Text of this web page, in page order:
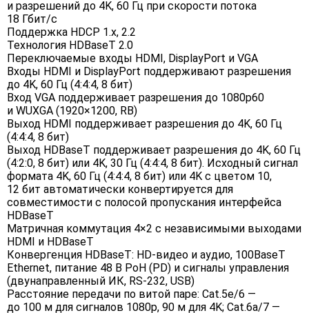
и разрешений до 4K, 60 Гц при скорости потока
18 Гбит/с
Поддержка HDCP 1.х, 2.2
Технология HDBaseT 2.0
Переключаемые входы HDMI, DisplayPort и VGA
Входы HDMI и DisplayPort поддерживают разрешения
до 4K, 60 Гц (4:4:4, 8 бит)
Вход VGA поддерживает разрешения до 1080p60
и WUXGA (1920×1200, RB)
Выход HDMI поддерживает разрешения до 4K, 60 Гц
(4:4:4, 8 бит)
Выход HDBaseT поддерживает разрешения до 4K, 60 Гц
(4:2:0, 8 бит) или 4K, 30 Гц (4:4:4, 8 бит). Исходный сигнал
формата 4K, 60 Гц (4:4:4, 8 бит) или 4K с цветом 10,
12 бит автоматически конвертируется для
совместимости с полосой пропускания интерфейса
HDBaseT
Матричная коммутация 4×2 с независимыми выходами
HDMI и HDBaseT
Конвергенция HDBaseT: HD-видео и аудио, 100BaseT
Ethernet, питание 48 В PoH (PD) и сигналы управления
(двунаправленный ИК, RS-232, USB)
Расстояние передачи по витой паре: Cat.5e/6 —
до 100 м для сигналов 1080p, 90 м для 4K; Cat.6a/7 —